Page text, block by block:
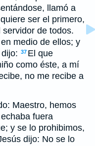
llamó a
ser el primero,
de todos.
medio de ellos; y
37 El que
como éste, a mí
no me recibe a
Maestro, hemos
fuera
y se lo prohibimos,
dijo: No se lo